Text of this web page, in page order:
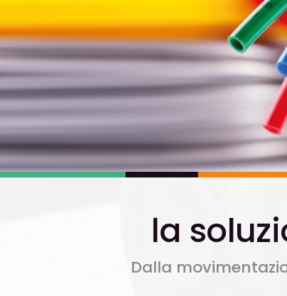
la
Dalla